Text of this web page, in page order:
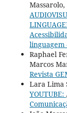
Massarolo,
linguagem
Raphael
Marcos
Revista
Lara Lima
YOUTUBE: ,